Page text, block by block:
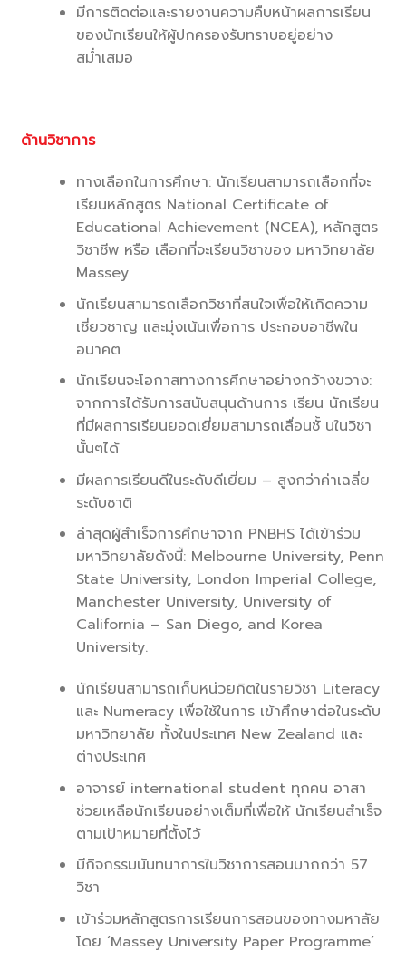
มีการติดต่อและรายงานความคืบหน้าผลการเรียน
ของนักเรียนให้ผู้ปกครองรับทราบอยู่อย่าง
สม่ำเสมอ
ด้านวิชาการ
ทางเลือกในการศึกษา: นักเรียนสามารถเลือกที่จะ
เรียนหลักสูตร National Certificate of
Educational Achievement (NCEA), หลักสูตร
วิชาชีพ หรือ เลือกที่จะเรียนวิชาของ มหาวิทยาลัย
Massey
นักเรียนสามารถเลือกวิชาที่สนใจเพื่อให้เกิดความ
เชี่ยวชาญ และมุ่งเน้นเพื่อการ ประกอบอาชีพใน
อนาคต
นักเรียนจะโอกาสทางการศึกษาอย่างกว้างขวาง:
จากการได้รับการสนับสนุนด้านการ เรียน นักเรียน
ที่มีผลการเรียนยอดเยี่ยมสามารถเลื่อนชั้ นในวิชา
นั้นๆได้
มีผลการเรียนดีในระดับดีเยี่ยม – สูงกว่าค่าเฉลี่ย
ระดับชาติ
ล่าสุดผู้สำเร็จการศึกษาจาก PNBHS ได้เข้าร่วม
มหาวิทยาลัยดังนี้: Melbourne University, Penn
State University, London Imperial College,
Manchester University, University of
California – San Diego, and Korea
University.
นักเรียนสามารถเก็บหน่วยกิตในรายวิชา Literacy
และ Numeracy เพื่อใช้ในการ เข้าศึกษาต่อในระดับ
มหาวิทยาลัย ทั้งในประเทศ New Zealand และ
ต่างประเทศ
อาจารย์ international student ทุกคน อาสา
ช่วยเหลือนักเรียนอย่างเต็มที่เพื่อให้ นักเรียนสำเร็จ
ตามเป้าหมายที่ตั้งไว้
มีกิจกรรมนันทนาการในวิชาการสอนมากกว่า 57
วิชา
เข้าร่วมหลักสูตรการเรียนการสอนของทางมหาลัย
โดย ‘Massey University Paper Programme’